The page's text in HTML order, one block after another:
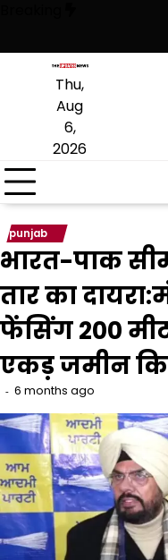
content
Thu,
Aug
6,
2026
punjab
भारत-पाक
तार का
फेंसिंग 200
एकड़ जमीन
6 months ago